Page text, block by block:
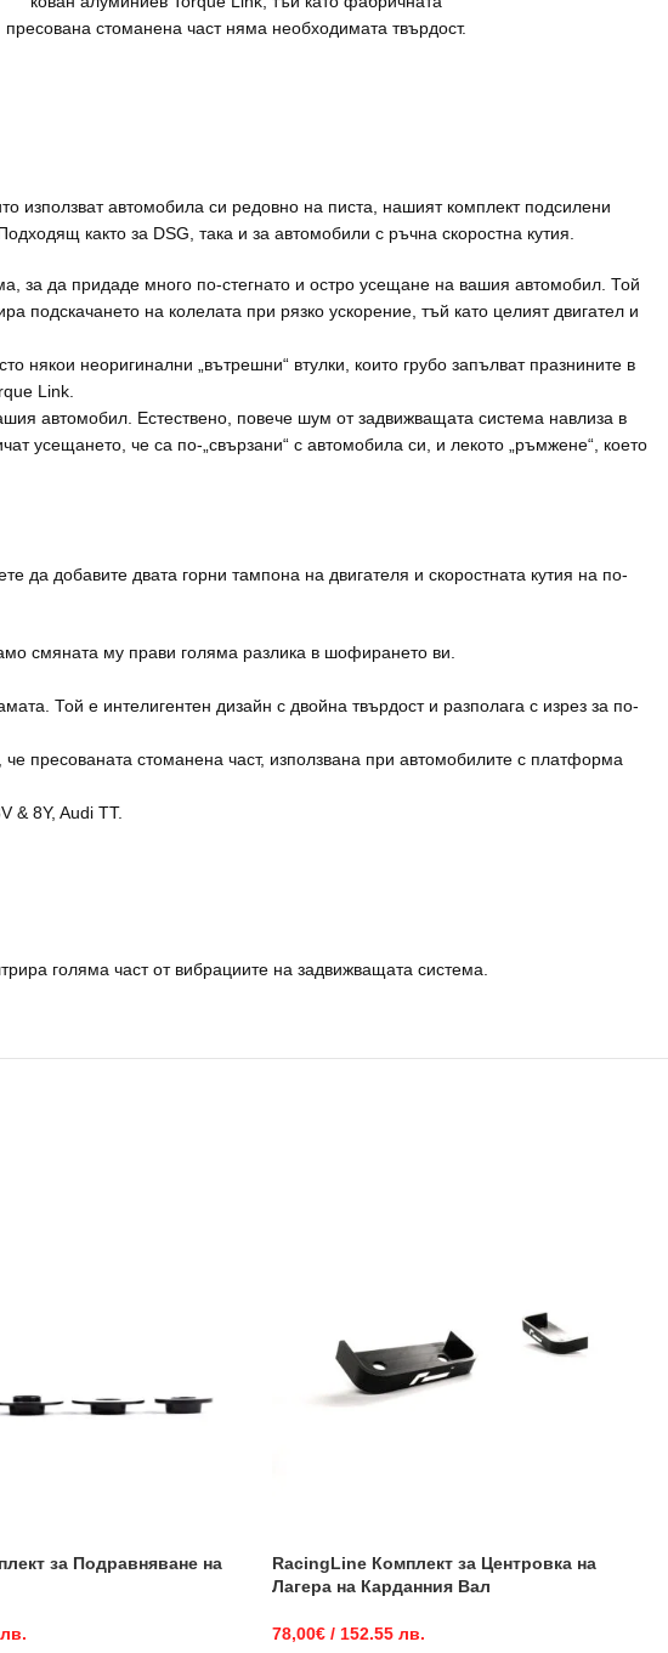
пресована стоманена част няма необходимата твърдост.
използват автомобила си редовно на писта, нашият комплект подсилени
както за DSG, така и за автомобили с ръчна скоростна кутия.
за да придаде много по-стегнато и остро усещане на вашия автомобил. Той
на колелата при рязко ускорение, тъй като целият двигател и
неоригинални „вътрешни“ втулки, които грубо запълват празнините в
Link.
автомобил. Естествено, повече шум от задвижващата система навлиза в
усещането, че са по-„свързани“ с автомобила си, и лекото „ръмжене“, което
добавите двата горни тампона на двигателя и скоростната кутия на по-
смяната му прави голяма разлика в шофирането ви.
Той е интелигентен дизайн с двойна твърдост и разполага с изрез за по-
пресованата стоманена част, използвана при автомобилите с платформа
& 8Y, Audi TT.
голяма част от вибрациите на задвижващата система.
за Подравняване на
RacingLine Комплект за Центровка на
Лагера на Карданния Вал
78,00€ / 152.55 лв.